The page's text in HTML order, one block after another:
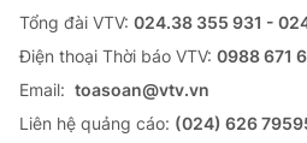
Tổng đài VTV: 024.38 355 931 -
Ðiện thoại Thời báo VTV: 0988 671
Email: toasoan@vtv.vn
Liên hệ quảng cáo: (024) 626